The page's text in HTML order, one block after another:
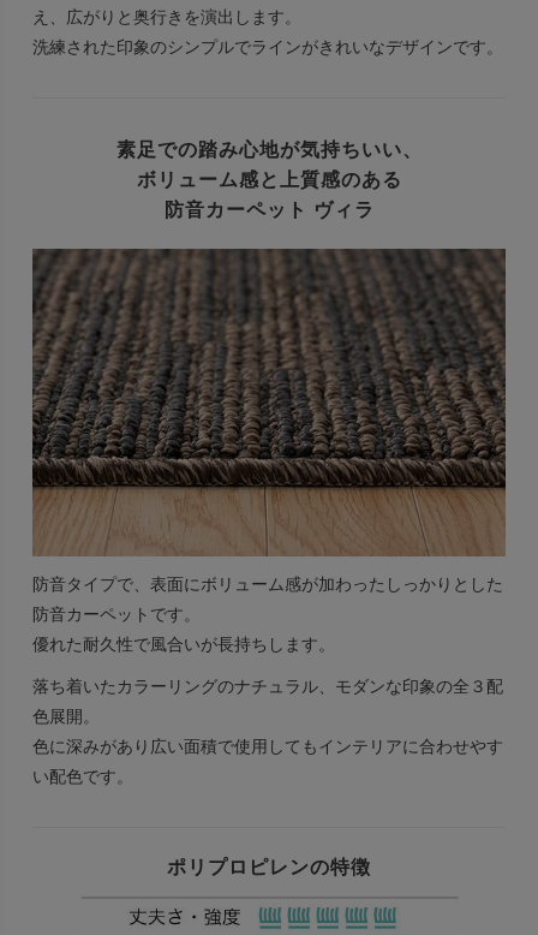
え、広がりと奥行きを演出します。
洗練された印象のシンプルでラインがきれいなデザインです。
素足での踏み心地が気持ちいい、
ボリューム感と上質感のある
防音カーペット ヴィラ
防音タイプで、表面にボリューム感が加わったしっかりとした
防音カーペットです。
優れた耐久性で風合いが長持ちします。
落ち着いたカラーリングのナチュラル、モダンな印象の全３配
色展開。
色に深みがあり広い面積で使用してもインテリアに合わせやす
い配色です。
ポリプロピレンの特徴